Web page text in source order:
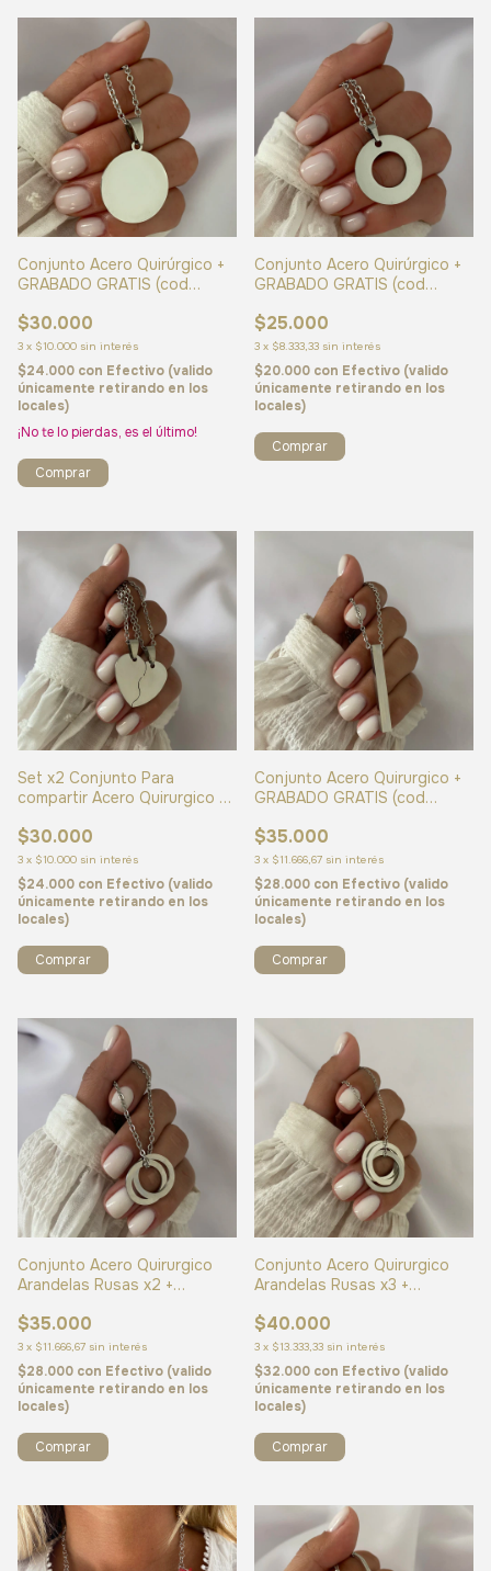
Conjunto Acero Quirúrgico +
GRABADO GRATIS (cod
$30.000
3 x $10.000 sin interés
$24.000 con Efectivo (valido
únicamente retirando en los
locales)
¡No te lo pierdas, es el último!
Conjunto Acero Quirúrgico +
GRABADO GRATIS (cod
$25.000
3 x $8.333,33 sin interés
$20.000 con Efectivo (valido
únicamente retirando en los
locales)
Set x2 Conjunto Para
compartir Acero Quirurgico +
24634)
$30.000
3 x $10.000 sin interés
$24.000 con Efectivo (valido
únicamente retirando en los
locales)
Conjunto Acero Quirurgico +
GRABADO GRATIS (cod
$35.000
3 x $11.666,67 sin interés
$28.000 con Efectivo (valido
únicamente retirando en los
locales)
Conjunto Acero Quirurgico
Arandelas Rusas x2 +
24542)
$35.000
3 x $11.666,67 sin interés
$28.000 con Efectivo (valido
únicamente retirando en los
locales)
Conjunto Acero Quirurgico
Arandelas Rusas x3 +
24541)
$40.000
3 x $13.333,33 sin interés
$32.000 con Efectivo (valido
únicamente retirando en los
locales)